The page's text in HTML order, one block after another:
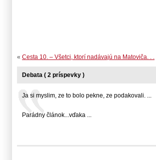
« Cesta 10. – Všetci, ktorí nadávajú na Matoviča. . .
Debata ( 2 príspevky )
Ja si myslim, ze to bolo pekne, ze podakovali. ...
Parádny článok...vďaka ...